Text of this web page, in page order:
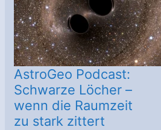
AstroGeo Podcast:
Schwarze Löcher –
wenn die Raumzeit
zu stark zittert